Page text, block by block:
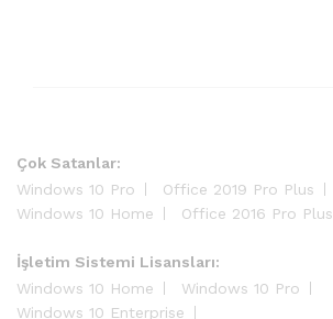
Çok Satanlar:
Windows 10 Pro
Office 2019 Pro Plus
Windows 10 Home
Office 2016 Pro Plus
İşletim Sistemi Lisansları:
Windows 10 Home
Windows 10 Pro
Windows 10 Enterprise